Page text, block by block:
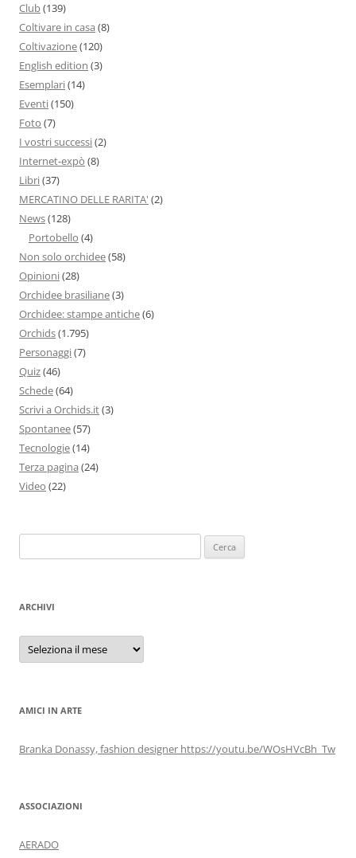
Club(139)
Coltivare in casa (8)
Coltivazione(120)
English edition (3)
Esemplari(14)
Eventi(150)
Foto (7)
I vostri successi(2)
Internet-expò (8)
Libri(37)
MERCATINO DELLE RARITA' (2)
News(128)
Portobello (4)
Non solo orchidee(58)
Opinioni(28)
Orchidee brasiliane(3)
Orchidee: stampe antiche(6)
Orchids(1.795)
Personaggi(7)
Quiz(46)
Schede(64)
Scrivi a Orchids.it(3)
Spontanee(57)
Tecnologie(14)
Terza pagina (24)
Video (22)
per:
ARCHIVI
Archivi
AMICI IN ARTE
Branka Donassy, fashion designer https://youtu.be/WOsHVcBh_Tw
ASSOCIAZIONI
AERADO